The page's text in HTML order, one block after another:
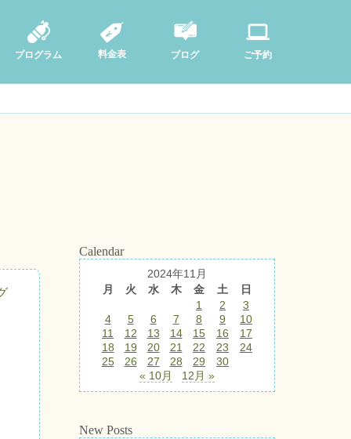
プログラム 料金表 ブログ ご予約
Calendar
2024年11月
月
火 水 木 金 土
日
1
2
3
4
5 6 7 8 9
10
11
12 13 14 15 16
17
18
19 20 21 22 23
24
25
26 27 28 29
30
« 10月
12月 »
New Posts